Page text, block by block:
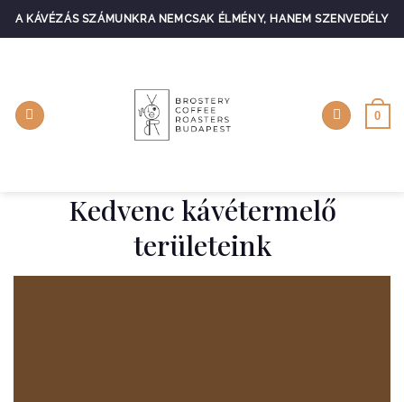
SkipA KÁVÉZÁS SZÁMUNKRA NEMCSAK ÉLMÉNY, HANEM SZENVEDÉLY
0
Kedvenc kávétermelő
területeink